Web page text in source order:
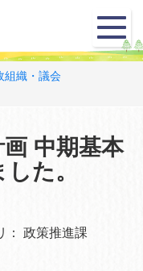
メ
ニ
ュ
組織・議会
中期基本
た。
：
政策推進課